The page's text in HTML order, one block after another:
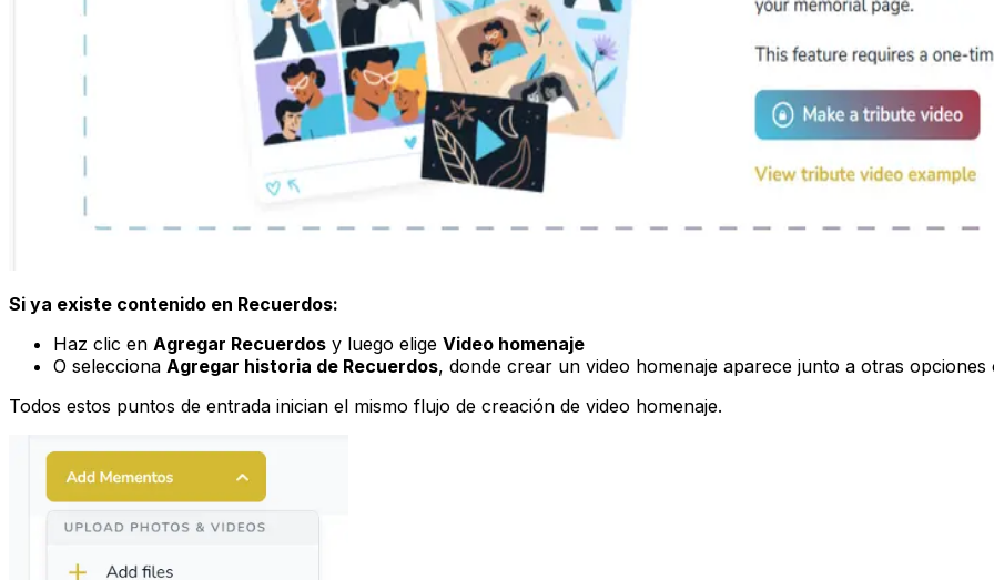
Si ya existe contenido en Recuerdos:
Haz clic en Agregar Recuerdos y luego elige Video homenaje
O selecciona Agregar historia de Recuerdos, donde crear un video homenaje aparece junto a otras opciones
Todos estos puntos de entrada inician el mismo flujo de creación de video homenaje.